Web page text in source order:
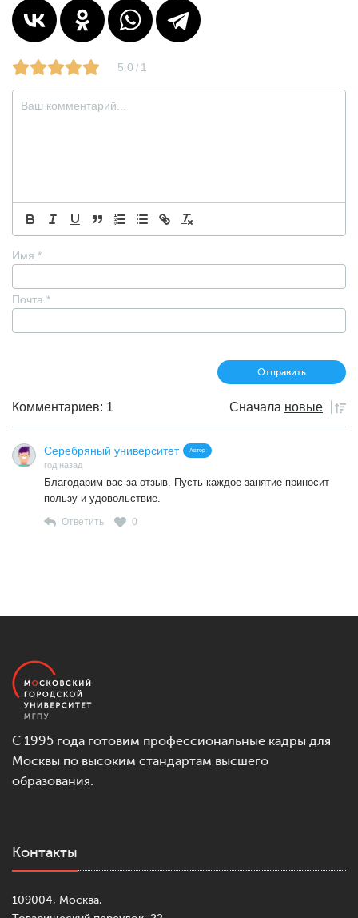
5.0 / 1
Имя *
Почта *
Комментариев: 1 Сначала новые
Серебряный университет Автор
год назад
Благодарим вас за отзыв. Пусть каждое занятие приносит
пользу и удовольствие.
Ответить 0
С 1995 года готовим профессиональные кадры для
Москвы по высоким стандартам высшего
образования.
Контакты
109004, Москва,